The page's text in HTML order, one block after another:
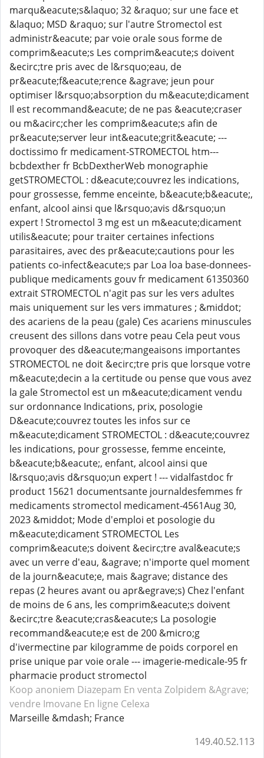
marqu&eacute;s&laquo; 32 &raquo; sur une face et
&laquo; MSD &raquo; sur l'autre Stromectol est
administr&eacute; par voie orale sous forme de
comprim&eacute;s Les comprim&eacute;s doivent
&ecirc;tre pris avec de l&rsquo;eau, de
pr&eacute;f&eacute;rence &agrave; jeun pour
optimiser l&rsquo;absorption du m&eacute;dicament
Il est recommand&eacute; de ne pas &eacute;craser
ou m&acirc;cher les comprim&eacute;s afin de
pr&eacute;server leur int&eacute;grit&eacute; ---
doctissimo fr medicament-STROMECTOL htm---
bcbdexther fr BcbDextherWeb monographie
getSTROMECTOL : d&eacute;couvrez les indications,
pour grossesse, femme enceinte, b&eacute;b&eacute;,
enfant, alcool ainsi que l&rsquo;avis d&rsquo;un
expert ! Stromectol 3 mg est un m&eacute;dicament
utilis&eacute; pour traiter certaines infections
parasitaires, avec des pr&eacute;cautions pour les
patients co-infect&eacute;s par Loa loa base-donnees-
publique medicaments gouv fr medicament 61350360
extrait STROMECTOL n'agit pas sur les vers adultes
mais uniquement sur les vers immatures ; &middot;
des acariens de la peau (gale) Ces acariens minuscules
creusent des sillons dans votre peau Cela peut vous
provoquer des d&eacute;mangeaisons importantes
STROMECTOL ne doit &ecirc;tre pris que lorsque votre
m&eacute;decin a la certitude ou pense que vous avez
la gale Stromectol est un m&eacute;dicament vendu
sur ordonnance Indications, prix, posologie
D&eacute;couvrez toutes les infos sur ce
m&eacute;dicament STROMECTOL : d&eacute;couvrez
les indications, pour grossesse, femme enceinte,
b&eacute;b&eacute;, enfant, alcool ainsi que
l&rsquo;avis d&rsquo;un expert ! --- vidalfastdoc fr
product 15621 documentsante journaldesfemmes fr
medicaments stromectol medicament-4561Aug 30,
2023 &middot; Mode d'emploi et posologie du
m&eacute;dicament STROMECTOL Les
comprim&eacute;s doivent &ecirc;tre aval&eacute;s
avec un verre d'eau, &agrave; n'importe quel moment
de la journ&eacute;e, mais &agrave; distance des
repas (2 heures avant ou apr&egrave;s) Chez l'enfant
de moins de 6 ans, les comprim&eacute;s doivent
&ecirc;tre &eacute;cras&eacute;s La posologie
recommand&eacute;e est de 200 &micro;g
d'ivermectine par kilogramme de poids corporel en
prise unique par voie orale --- imagerie-medicale-95 fr
pharmacie product stromectol
Koop anoniem Diazepam En venta Zolpidem &Agrave;
vendre Imovane En ligne Celexa
Marseille &mdash; France
149.40.52.113